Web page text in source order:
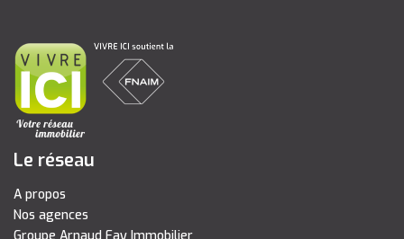
Le réseau
A propos
Nos agences